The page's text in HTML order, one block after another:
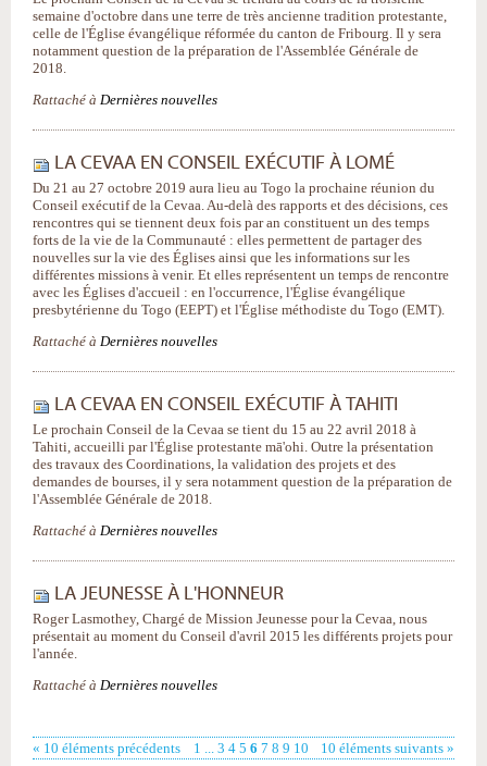
semaine d'octobre dans une terre de très ancienne tradition protestante,
celle de l'Église évangélique réformée du canton de Fribourg. Il y sera
notamment question de la préparation de l'Assemblée Générale de
2018.
Rattaché à Dernières nouvelles
LA CEVAA EN CONSEIL EXÉCUTIF À LOMÉ
Du 21 au 27 octobre 2019 aura lieu au Togo la prochaine réunion du
Conseil exécutif de la Cevaa. Au-delà des rapports et des décisions, ces
rencontres qui se tiennent deux fois par an constituent un des temps
forts de la vie de la Communauté : elles permettent de partager des
nouvelles sur la vie des Églises ainsi que les informations sur les
différentes missions à venir. Et elles représentent un temps de rencontre
avec les Églises d'accueil : en l'occurrence, l'Église évangélique
presbytérienne du Togo (EEPT) et l'Église méthodiste du Togo (EMT).
Rattaché à Dernières nouvelles
LA CEVAA EN CONSEIL EXÉCUTIF À TAHITI
Le prochain Conseil de la Cevaa se tient du 15 au 22 avril 2018 à
Tahiti, accueilli par l'Église protestante mā'ohi. Outre la présentation
des travaux des Coordinations, la validation des projets et des
demandes de bourses, il y sera notamment question de la préparation de
l'Assemblée Générale de 2018.
Rattaché à Dernières nouvelles
LA JEUNESSE À L'HONNEUR
Roger Lasmothey, Chargé de Mission Jeunesse pour la Cevaa, nous
présentait au moment du Conseil d'avril 2015 les différents projets pour
l'année.
Rattaché à Dernières nouvelles
« 10 éléments précédents 10 éléments suivants »
1 ... 3 4 5 6 7 8 9 10